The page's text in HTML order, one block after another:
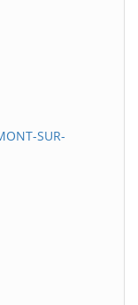
SUR-